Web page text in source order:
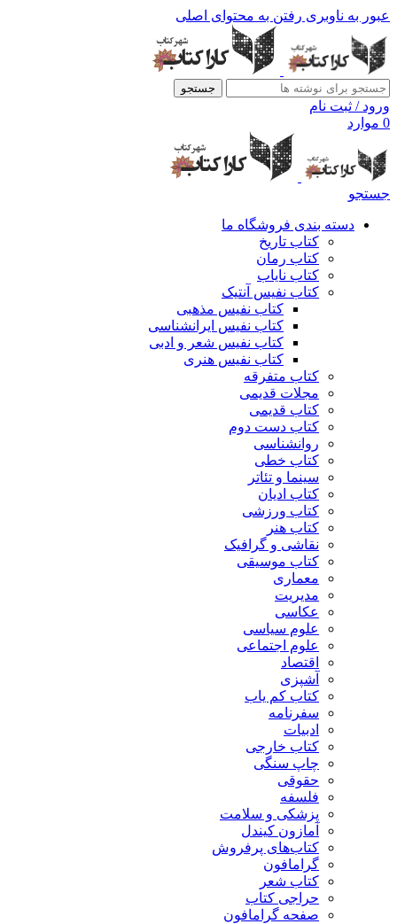
عبور به ناوبری رفتن به محتوای اصلی
جستجو
ورود / ثبت نام
0 موارد
جستجو
دسته بندی فروشگاه ما
کتاب تاریخ
کتاب رمان
کتاب نایاب
کتاب نفیس آنتیک
کتاب نفیس مذهبی
کتاب نفیس ایرانشناسی
کتاب نفیس شعر و ادبی
کتاب نفیس هنری
کتاب متفرقه
مجلات قدیمی
کتاب قدیمی
کتاب دست دوم
روانشناسی
کتاب خطی
سینما و تئاتر
کتاب ادیان
کتاب ورزشی
کتاب هنر
نقاشی و گرافیک
کتاب موسیقی
معماری
مدیریت
عکاسی
علوم سیاسی
علوم اجتماعی
اقتصاد
آشپزی
کتاب کم یاب
سفرنامه
ادبیات
کتاب خارجی
چاپ سنگی
حقوقی
فلسفه
پزشکی و سلامت
آمازون کیندل
کتاب‌های پرفروش
گرامافون
کتاب شعر
حراجی کتاب
صفحه گرامافون